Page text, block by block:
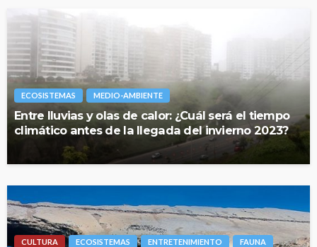
ECOSISTEMAS MEDIO-AMBIENTE
Entre lluvias y olas de calor: ¿Cuál será el tiempo
climático antes de la llegada del invierno 2023?
CULTURA ECOSISTEMAS ENTRETENIMIENTO
FAUNA